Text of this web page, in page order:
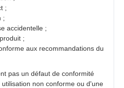
;
;
accidentelle ;
;
aux recommandations du
pas un défaut de conformité
non conforme ou d'une